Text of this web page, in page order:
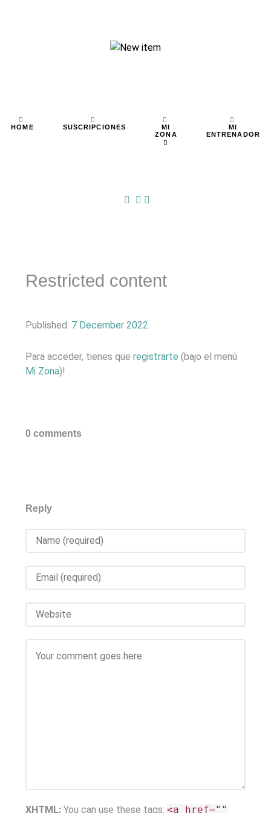
HOME SUSCRIPCIONES
MI
ZONA
MI
ENTRENADOR
Restricted content
Published: 7 December 2022
Para acceder, tienes que registrarte (bajo el menú
Mi Zona)!
0 comments
Reply
XHTML: You can use these tags: <a href=""